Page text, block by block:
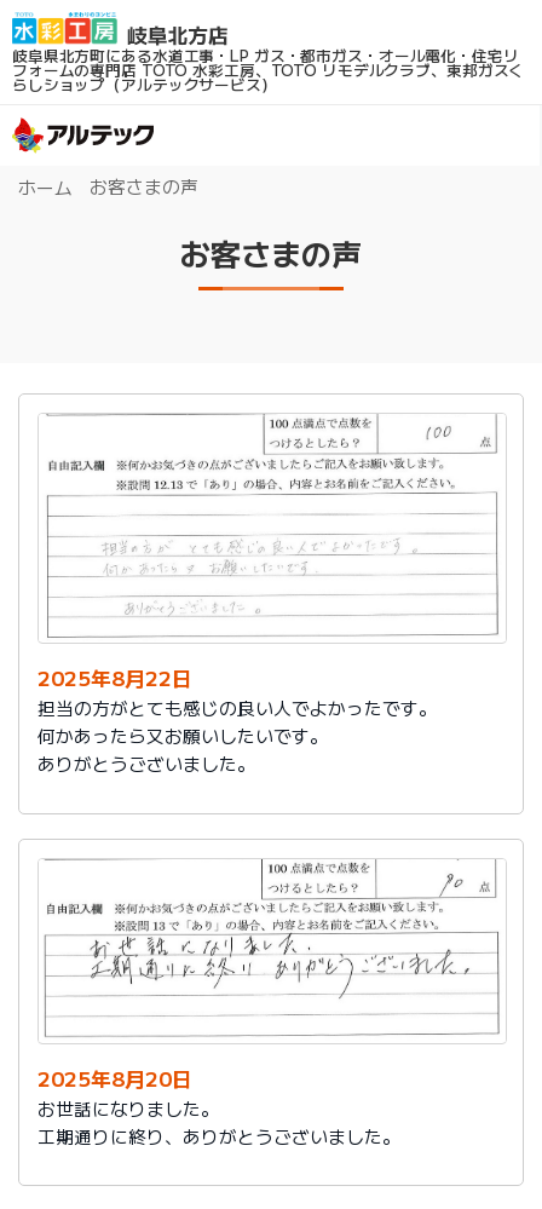
岐阜県北方町にある水道工事・LP ガス・都市ガス・オール電化・住宅リ
フォームの専門店TOTO 水彩工房、TOTO リモデルクラブ、東邦ガスく
らしショップ（アルテックサービス）
ホーム お客さまの声
お客さまの声
2025年8月22日
担当の方がとても感じの良い人でよかったです。
何かあったら又お願いしたいです。
ありがとうございました。
2025年8月20日
お世話になりました。
工期通りに終り、ありがとうございました。